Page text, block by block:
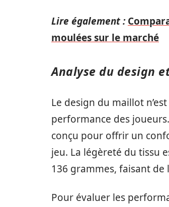
Lire également :
moulées sur le marché
Analyse du design
Le design du maillot
performance des
conçu pour offrir un
jeu. La légèreté du tissu
136 grammes, faisant de
Pour évaluer les